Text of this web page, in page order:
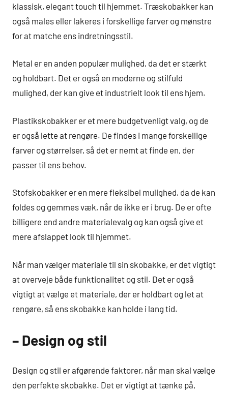
klassisk, elegant touch til hjemmet. Træskobakker kan
også males eller lakeres i forskellige farver og mønstre
for at matche ens indretningsstil.
Metal er en anden populær mulighed, da det er stærkt
og holdbart. Det er også en moderne og stilfuld
mulighed, der kan give et industrielt look til ens hjem.
Plastikskobakker er et mere budgetvenligt valg, og de
er også lette at rengøre. De findes i mange forskellige
farver og størrelser, så det er nemt at finde en, der
passer til ens behov.
Stofskobakker er en mere fleksibel mulighed, da de kan
foldes og gemmes væk, når de ikke er i brug. De er ofte
billigere end andre materialevalg og kan også give et
mere afslappet look til hjemmet.
Når man vælger materiale til sin skobakke, er det vigtigt
at overveje både funktionalitet og stil. Det er også
vigtigt at vælge et materiale, der er holdbart og let at
rengøre, så ens skobakke kan holde i lang tid.
– Design og stil
Design og stil er afgørende faktorer, når man skal vælge
den perfekte skobakke. Det er vigtigt at tænke på,